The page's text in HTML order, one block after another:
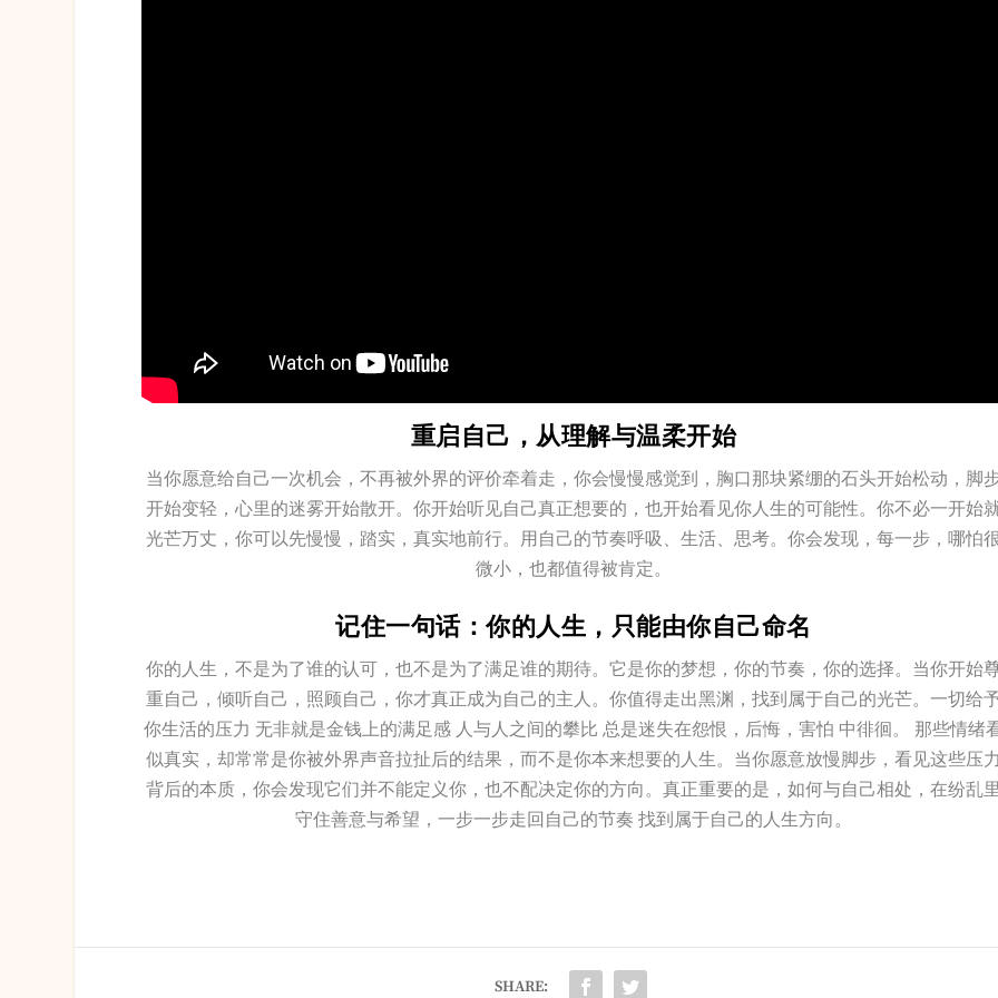
重启自己，从理解与温柔开始
当你愿意给自己一次机会，不再被外界的评价牵着走，你会慢慢感觉到，胸口那块紧绷的石头开始松动，脚
开始变轻，心里的迷雾开始散开。你开始听见自己真正想要的，也开始看见你人生的可能性。你不必一开始
光芒万丈，你可以先慢慢，踏实，真实地前行。用自己的节奏呼吸、生活、思考。你会发现，每一步，哪怕
微小，也都值得被肯定。
记住一句话：你的人生，只能由你自己命名
你的人生，不是为了谁的认可，也不是为了满足谁的期待。它是你的梦想，你的节奏，你的选择。当你开始
重自己，倾听自己，照顾自己，你才真正成为自己的主人。你值得走出黑渊，找到属于自己的光芒。一切给
你生活的压力 无非就是金钱上的满足感 人与人之间的攀比 总是迷失在怨恨，后悔，害怕 中徘徊。 那些情绪
似真实，却常常是你被外界声音拉扯后的结果，而不是你本来想要的人生。当你愿意放慢脚步，看见这些压
背后的本质，你会发现它们并不能定义你，也不配决定你的方向。真正重要的是，如何与自己相处，在纷乱
守住善意与希望，一步一步走回自己的节奏 找到属于自己的人生方向。
SHARE: